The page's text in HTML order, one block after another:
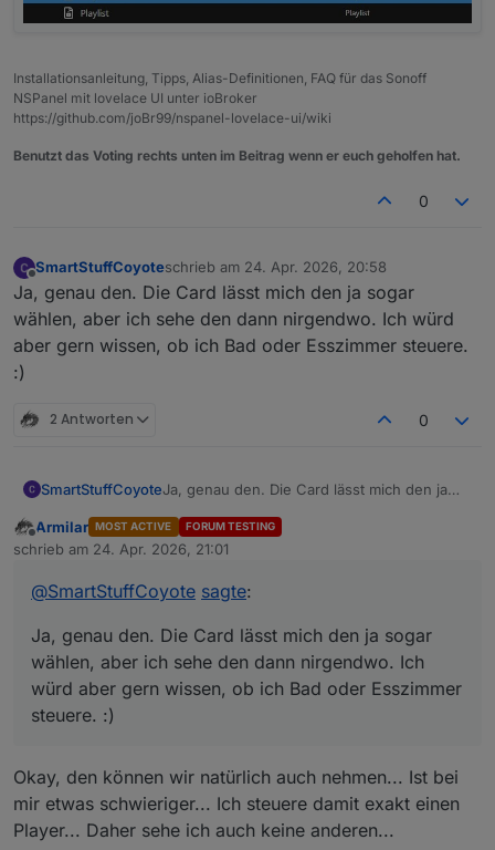
Installationsanleitung, Tipps, Alias-Definitionen, FAQ für das Sonoff
NSPanel mit lovelace UI unter ioBroker
https://github.com/joBr99/nspanel-lovelace-ui/wiki
Benutzt das Voting rechts unten im Beitrag wenn er euch geholfen hat.
0
SmartStuffCoyoteschrieb am 24. Apr. 2026, 20:58
zuletzt editiert von
Ja, genau den. Die Card lässt mich den ja sogar
wählen, aber ich sehe den dann nirgendwo. Ich würd
aber gern wissen, ob ich Bad oder Esszimmer steuere.
:)
2 Antworten 0
SmartStuffCoyoteJa, genau den. Die Card lässt mich den ja
nirgendwo. Ich würd aber gern wissen, ob
ich Bad oder Esszimmer steuere. :)
Offline
Armilar MOST ACTIVE FORUM TESTING
schrieb am 24. Apr. 2026, 21:01
zuletzt editiert von
@SmartStuffCoyote sagte:
Ja, genau den. Die Card lässt mich den ja sogar
wählen, aber ich sehe den dann nirgendwo. Ich
würd aber gern wissen, ob ich Bad oder Esszimmer
steuere. :)
Okay, den können wir natürlich auch nehmen... Ist bei
mir etwas schwieriger... Ich steuere damit exakt einen
Player... Daher sehe ich auch keine anderen...